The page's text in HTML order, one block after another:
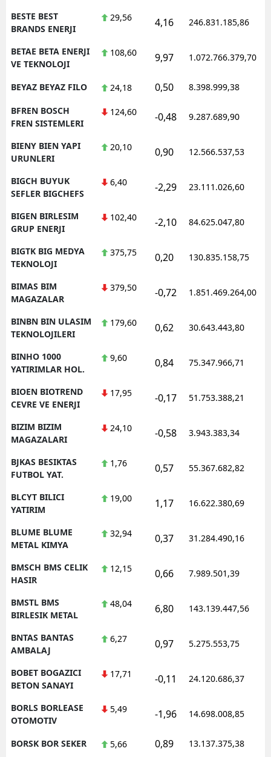
BESTE BEST
BRANDS ENERJI
29,56 4,16 246.831.185,86
BETAE BETA ENERJI
VE TEKNOLOJI
108,60 9,97 1.072.766.379,70
BEYAZ BEYAZ FILO 24,18 0,50 8.398.999,38
BFREN BOSCH
FREN SISTEMLERI
124,60 -0,48 9.287.689,90
BIENY BIEN YAPI
URUNLERI
20,10 0,90 12.566.537,53
BIGCH BUYUK
SEFLER BIGCHEFS
6,40 -2,29 23.111.026,60
BIGEN BIRLESIM
GRUP ENERJI
102,40 -2,10 84.625.047,80
BIGTK BIG MEDYA
TEKNOLOJI
375,75 0,20 130.835.158,75
BIMAS BIM
MAGAZALAR
379,50 -0,72 1.851.469.264,00
BINBN BIN ULASIM
TEKNOLOJILERI
179,60 0,62 30.643.443,80
BINHO 1000
YATIRIMLAR HOL.
9,60 0,84 75.347.966,71
BIOEN BIOTREND
CEVRE VE ENERJI
17,95 -0,17 51.753.388,21
BIZIM BIZIM
MAGAZALARI
24,10 -0,58 3.943.383,34
BJKAS BESIKTAS
FUTBOL YAT.
1,76 0,57 55.367.682,82
BLCYT BILICI
YATIRIM
19,00 1,17 16.622.380,69
BLUME BLUME
METAL KIMYA
32,94 0,37 31.284.490,16
BMSCH BMS CELIK
HASIR
12,15 0,66 7.989.501,39
BMSTL BMS
BIRLESIK METAL
48,04 6,80 143.139.447,56
BNTAS BANTAS
AMBALAJ
6,27 0,97 5.275.553,75
BOBET BOGAZICI
BETON SANAYI
17,71 -0,11 24.120.686,37
BORLS BORLEASE
OTOMOTIV
5,49 -1,96 14.698.008,85
BORSK BOR SEKER 5,66 0,89 13.137.375,38